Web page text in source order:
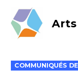
content
POSTED
IN
COMMUNIQUÉS